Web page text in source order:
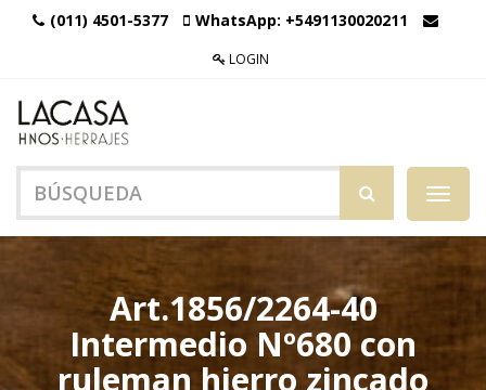
(011) 4501-5377 WhatsApp: +5491130020211
LOGIN
Menú
de
Art.1856/2264-40
Intermedio Nº680 con
ruleman hierro zincado